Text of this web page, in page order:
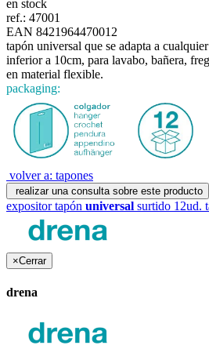
en stock
ref.: 47001
EAN 8421964470012
tapón universal que se adapta a
inferior a 10cm, para lavabo, bañera,
en material flexible.
packaging:
volver a: tapones
realizar una consulta sobre este producto
expositor tapón universal surtido 12ud.
×Cerrar
drena